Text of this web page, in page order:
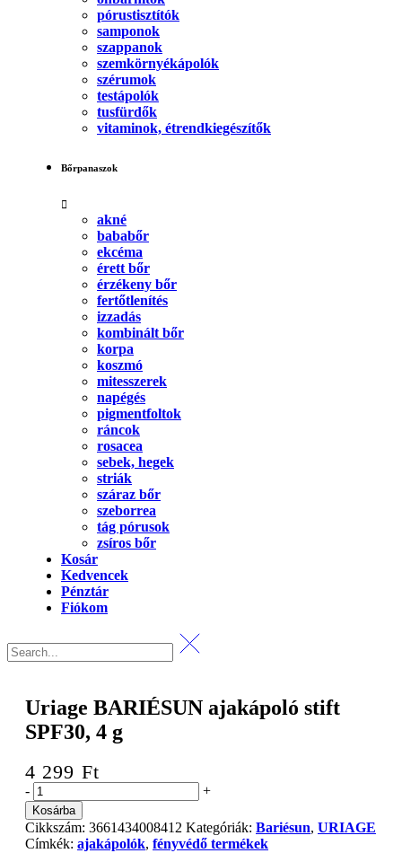
pórustisztítók
samponok
szappanok
szemkörnyékápolók
szérumok
testápolók
tusfürdők
vitaminok, étrendkiegészítők
Bőrpanaszok
akné
bababőr
ekcéma
érett bőr
érzékeny bőr
fertőtlenítés
izzadás
kombinált bőr
korpa
koszmó
mitesszerek
napégés
pigmentfoltok
ráncok
rosacea
sebek, hegek
striák
száraz bőr
szeborrea
tág pórusok
zsíros bőr
Kosár
Kedvencek
Pénztár
Fiókom
Uriage BARIÉSUN ajakápoló stift
SPF30, 4 g
4 299 Ft
Uriage
BARIÉSUN
ajakápoló
stift
SPF30,
- +
Kosárba
Cikkszám: 3661434008412 Kategóriák: Bariésun, URIAGE
Címkék: ajakápolók, fényvédő termékek